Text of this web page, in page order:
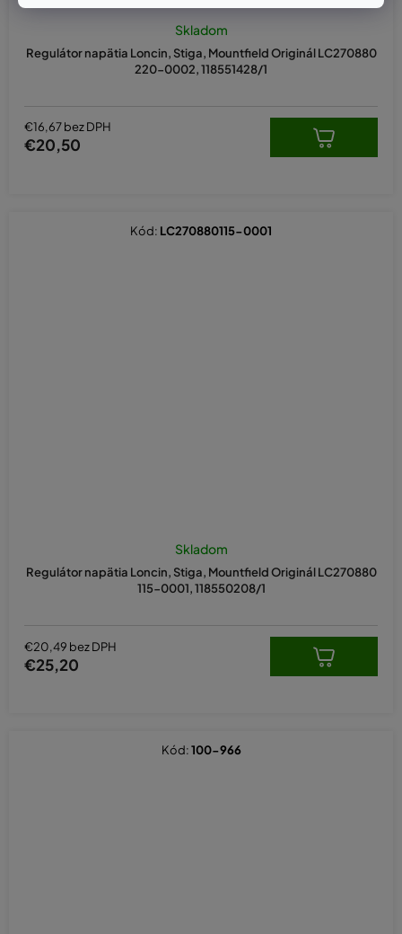
Regulátor napätia Loncin, Stiga, Mountfield Originál LC270880
220-0002, 118551428/1
Skladom
€16,67 bez DPH
€20,50
Regulátor napätia Loncin, Stiga, Mountfield Originál LC270880
115-0001, 118550208/1
Skladom
€20,49 bez DPH
€25,20
Kód: LC270880115-0001
Kód:100-966